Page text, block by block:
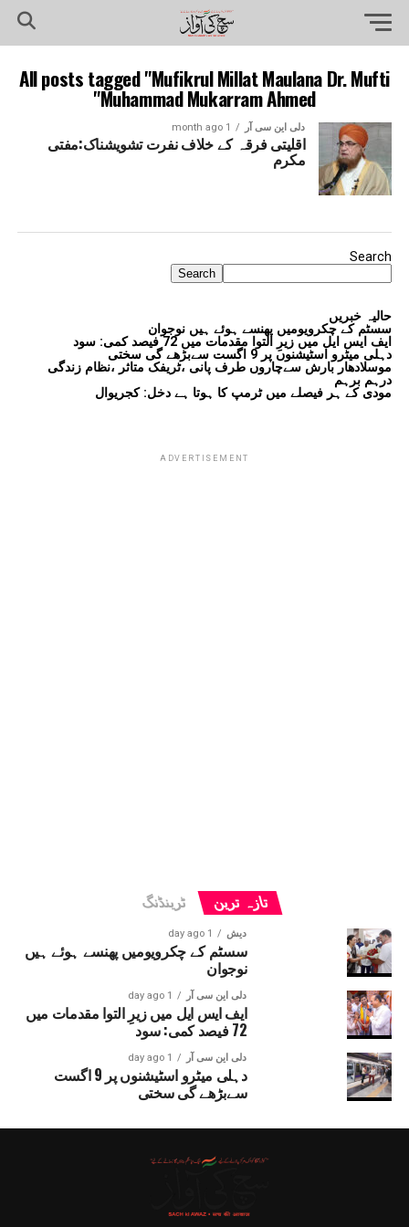
All posts tagged "Mufikrul Millat Maulana Dr. Mufti
Muhammad Mukarram Ahmed"
دلی این سی آر 1 month ago
اقلیتی فرقہ کے خلاف نفرت تشویشناک:مفتی
مکرم
Search
Search
حالیہ خبریں
سسٹم کے چکرویومیں پھنسے ہوئے ہیں نوجوان
ایف ایس ایل میں زیرِ التوا مقدمات میں 72 فیصد کمی: سود
دہلی میٹرو اسٹیشنوں پر 9 اگست سےبڑھے گی سختی
موسلادھار بارش سےچاروں طرف پانی ،ٹریفک متاثر ،نظام زندگی
درہم برہم
مودی کے ہر فیصلے میں ٹرمپ کا ہوتا ہے دخل: کجریوال
ADVERTISEMENT
تازہ ترین ٹرینڈنگ
دیش 1 day ago
سسٹم کے چکرویومیں پھنسے ہوئے ہیں
نوجوان
دلی این سی آر 1 day ago
ایف ایس ایل میں زیرِ التوا مقدمات میں
72 فیصد کمی: سود
دلی این سی آر 1 day ago
دہلی میٹرو اسٹیشنوں پر 9 اگست
سےبڑھے گی سختی